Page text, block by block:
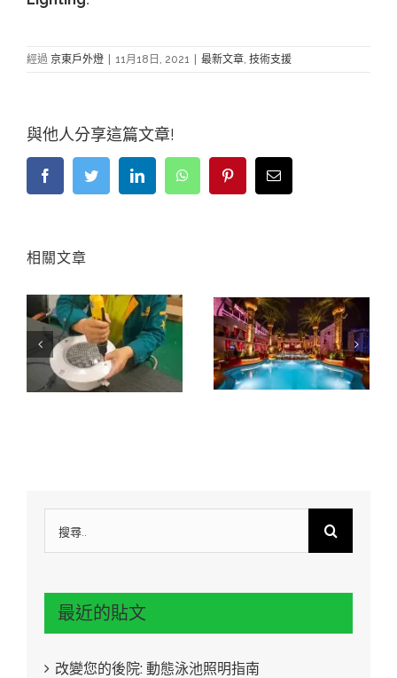
經過 京東戶外燈 11月18日, 2021 最新文章, 技術支援
與他人分享這篇文章!
Facebook嘰
嘰
領
英
WhatsAppPinterest電
子
相關文章
尋:
最近的貼文
改變您的後院: 動態泳池照明指南